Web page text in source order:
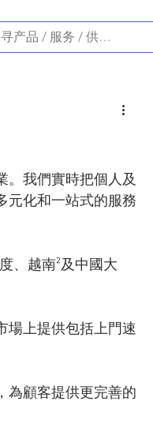
。我們實時把個人及
元化和一站式的服務
、越南²及中國大
場上提供包括上門速
為顧客提供更完善的